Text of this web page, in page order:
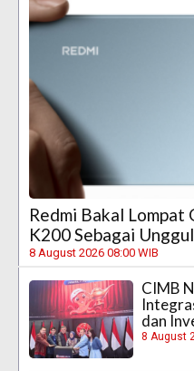
Redmi Bakal Lompat
K200 Sebagai
8 August 2026 08:00 WIB
CIMB
dan
8 August